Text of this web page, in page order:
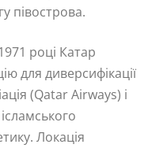
півострова.
році Катар
для диверсифікації
(Qatar Airways) і
Локація